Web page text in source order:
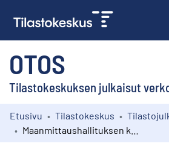
OTOS
Tilastokeskuksen julkaisut
Kokoelmat
Etusivu Tilastokeskus